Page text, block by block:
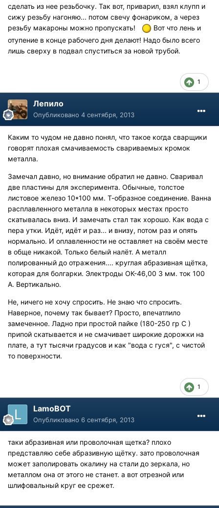
сделать из нее резьбочку. Так вот, приварил, взял клупп и
сижу резьбу нагоняю... потом свечу фонариком, а через
резьбу макароны можно пропускать!
Вот что лень и
отупение в конце рабочего дня делают! Надо было всего
лишь сверху в подвал спуститься за новой трубой.
1
Лепило
Опубликовано 4 сентября, 2013
Каким то чудом не давно понял, что такое когда сварщики
говорят плохая смачиваемость свариваемых кромок
металла.
Замечал давно, но внимание обратил не давно. Сваривал
две пластины для эксперимента. Обычные, толстое
листовое железо 10*100 мм. Т-образное соединение. Ванна
расплавленного металла в некоторых местах просто
скатывалась вниз. И замечать стал так хорошо. Как вода с
пера утки. Идёт, идёт и раз... и внизу, потом раз и опять
нормально. И оплавленности не оставляет на своём месте
в обще никакой. Только белый налёт. А металл
полированный до отражения.... круглая абразивная щётка,
которая для болгарки. Электроды ОК-46,00 3 мм. ток 100
А. Вертикально.
Не, ничего не хочу спросить. Не знаю что спросить.
Наверное, почему так бывает? Просто, впечатлило
замеченное. Ладно при простой пайке (180-250 гр С )
припой скатывается и не смачивает широкие дорожки на
плате, а тут тысячи градусов и как "вода с гуся", с чистой
то поверхности.
1
LamoBOT
Опубликовано 6 сентября, 2013
таки абразивная или проволочная щетка? плохо
представляю себе абразивную щётку. зато проволочная
может заполировать окалину на стали до зеркала, но
металлом она от этого не станет. а вот отрезной или
шлифовальный круг ее срежет.